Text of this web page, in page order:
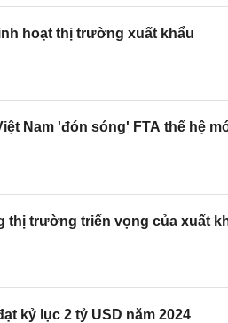
hoạt thị trường xuất khẩu
Nam 'đón sóng' FTA thế hệ
thị trường triển vọng của xuất
kỷ lục 2 tỷ USD năm 2024